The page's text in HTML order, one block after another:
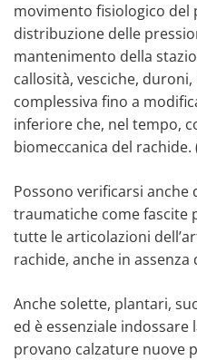
movimento fisiologico del
distribuzione delle
mantenimento della
callosità, vesciche,
complessiva fino a
inferiore che, nel tempo,
biomeccanica del rachide.
Possono verificarsi
traumatiche come fascite
tutte le articolazioni
rachide, anche in
Anche solette, plantari,
ed è essenziale indossare
provano calzature nuove